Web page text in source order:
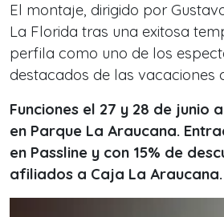
El montaje, dirigido por
La Florida tras una exitosa
perfila como uno de los
destacados de las vacaciones
Funciones el 27 y 28 de junio
en Parque La Araucana.
en Passline y con 15% de
afiliados a Caja La Araucana.